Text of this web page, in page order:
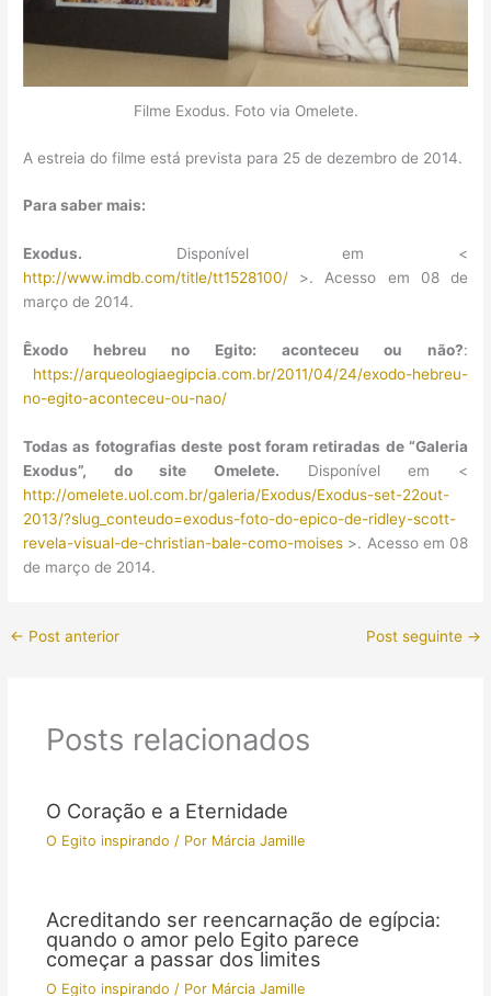
Filme Exodus. Foto via Omelete.
A estreia do filme está prevista para 25 de dezembro de 2014.
Para saber mais:
Exodus. Disponível em <
http://www.imdb.com/title/tt1528100/ >. Acesso em 08 de
março de 2014.
Êxodo hebreu no Egito: aconteceu ou não?:
https://arqueologiaegipcia.com.br/2011/04/24/exodo-hebreu-
no-egito-aconteceu-ou-nao/
Todas as fotografias deste post foram retiradas de “Galeria
Exodus”, do site Omelete. Disponível em <
http://omelete.uol.com.br/galeria/Exodus/Exodus-set-22out-
2013/?slug_conteudo=exodus-foto-do-epico-de-ridley-scott-
revela-visual-de-christian-bale-como-moises >. Acesso em 08
de março de 2014.
← Post anterior Post seguinte →
Posts relacionados
O Coração e a Eternidade
O Egito inspirando / Por Márcia Jamille
Acreditando ser reencarnação de egípcia:
quando o amor pelo Egito parece
começar a passar dos limites
O Egito inspirando / Por Márcia Jamille